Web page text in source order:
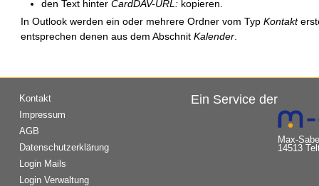
den Text hinter CardDAV-URL:kopieren.
In Outlook werden ein oder mehrere Ordner vom TypKontakt
entsprechen denen aus dem AbschnitKalender
Kontakt
Impressum
AGB
Datenschutzerklärung
Login Mails
Login Verwaltung
Ein Service der
Max-
14513